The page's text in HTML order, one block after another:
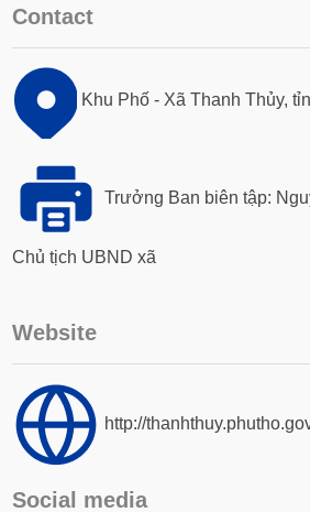
Contact
Khu Phố - Xã Thanh Thủy,
Trưởng Ban biên tập:
Chủ tịch UBND xã
Website
http://
Social media